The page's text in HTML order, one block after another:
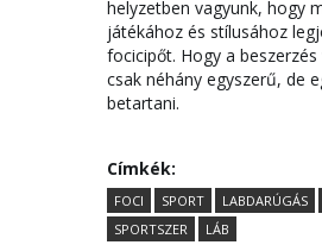
helyzetben vagyunk, hogy
játékához és stílusához
focicipőt. Hogy a
csak néhány egyszerű, de
betartani.
Címkék:
FOCI SPORT LABDARÚGÁS
SPORTSZER
LÁB